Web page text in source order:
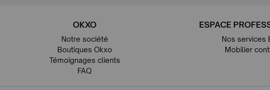
OKXO
Notre société
Boutiques Okxo
Témoignages clients
FAQ
ESPACE
Nos services
Mobilier